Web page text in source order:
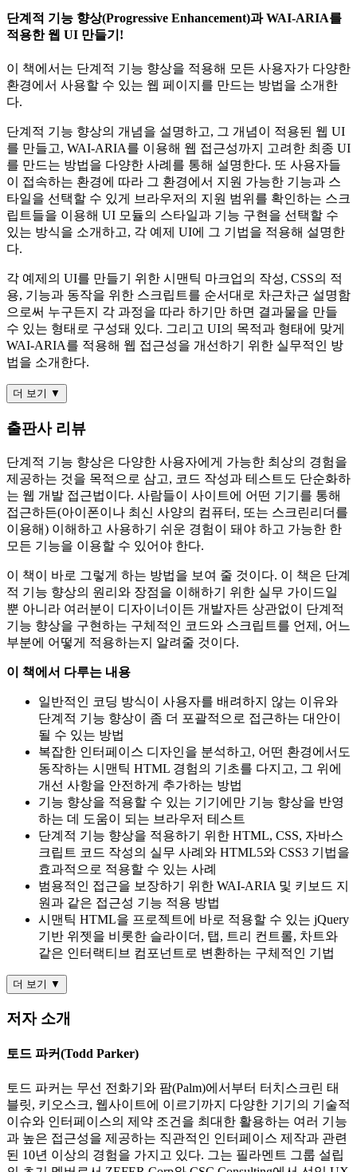
단계적 기능 향상(Progressive Enhancement)과 WAI-ARIA를
적용한 웹 UI 만들기!
이 책에서는 단계적 기능 향상을 적용해 모든 사용자가 다양한
환경에서 사용할 수 있는 웹 페이지를 만드는 방법을 소개한
다.
단계적 기능 향상의 개념을 설명하고, 그 개념이 적용된 웹 UI
를 만들고, WAI-ARIA를 이용해 웹 접근성까지 고려한 최종 UI
를 만드는 방법을 다양한 사례를 통해 설명한다. 또 사용자들
이 접속하는 환경에 따라 그 환경에서 지원 가능한 기능과 스
타일을 선택할 수 있게 브라우저의 지원 범위를 확인하는 스크
립트들을 이용해 UI 모듈의 스타일과 기능 구현을 선택할 수
있는 방식을 소개하고, 각 예제 UI에 그 기법을 적용해 설명한
다.
각 예제의 UI를 만들기 위한 시맨틱 마크업의 작성, CSS의 적
용, 기능과 동작을 위한 스크립트를 순서대로 차근차근 설명함
으로써 누구든지 각 과정을 따라 하기만 하면 결과물을 만들
수 있는 형태로 구성돼 있다. 그리고 UI의 목적과 형태에 맞게
WAI-ARIA를 적용해 웹 접근성을 개선하기 위한 실무적인 방
법을 소개한다.
더 보기 ▼
출판사 리뷰
단계적 기능 향상은 다양한 사용자에게 가능한 최상의 경험을
제공하는 것을 목적으로 삼고, 코드 작성과 테스트도 단순화하
는 웹 개발 접근법이다. 사람들이 사이트에 어떤 기기를 통해
접근하든(아이폰이나 최신 사양의 컴퓨터, 또는 스크린리더를
이용해) 이해하고 사용하기 쉬운 경험이 돼야 하고 가능한 한
모든 기능을 이용할 수 있어야 한다.
이 책이 바로 그렇게 하는 방법을 보여 줄 것이다. 이 책은 단계
적 기능 향상의 원리와 장점을 이해하기 위한 실무 가이드일
뿐 아니라 여러분이 디자이너이든 개발자든 상관없이 단계적
기능 향상을 구현하는 구체적인 코드와 스크립트를 언제, 어느
부분에 어떻게 적용하는지 알려줄 것이다.
이 책에서 다루는 내용
일반적인 코딩 방식이 사용자를 배려하지 않는 이유와
단계적 기능 향상이 좀 더 포괄적으로 접근하는 대안이
될 수 있는 방법
복잡한 인터페이스 디자인을 분석하고, 어떤 환경에서도
동작하는 시맨틱 HTML 경험의 기초를 다지고, 그 위에
개선 사항을 안전하게 추가하는 방법
기능 향상을 적용할 수 있는 기기에만 기능 향상을 반영
하는 데 도움이 되는 브라우저 테스트
단계적 기능 향상을 적용하기 위한 HTML, CSS, 자바스
크립트 코드 작성의 실무 사례와 HTML5와 CSS3 기법을
효과적으로 적용할 수 있는 사례
범용적인 접근을 보장하기 위한 WAI-ARIA 및 키보드 지
원과 같은 접근성 기능 적용 방법
시맨틱 HTML을 프로젝트에 바로 적용할 수 있는 jQuery
기반 위젯을 비롯한 슬라이더, 탭, 트리 컨트롤, 차트와
같은 인터랙티브 컴포넌트로 변환하는 구체적인 기법
더 보기 ▼
저자 소개
토드 파커(Todd Parker)
토드 파커는 무선 전화기와 팜(Palm)에서부터 터치스크린 태
블릿, 키오스크, 웹사이트에 이르기까지 다양한 기기의 기술적
이슈와 인터페이스의 제약 조건을 최대한 활용하는 여러 기능
과 높은 접근성을 제공하는 직관적인 인터페이스 제작과 관련
된 10년 이상의 경험을 가지고 있다. 그는 필라멘트 그룹 설립